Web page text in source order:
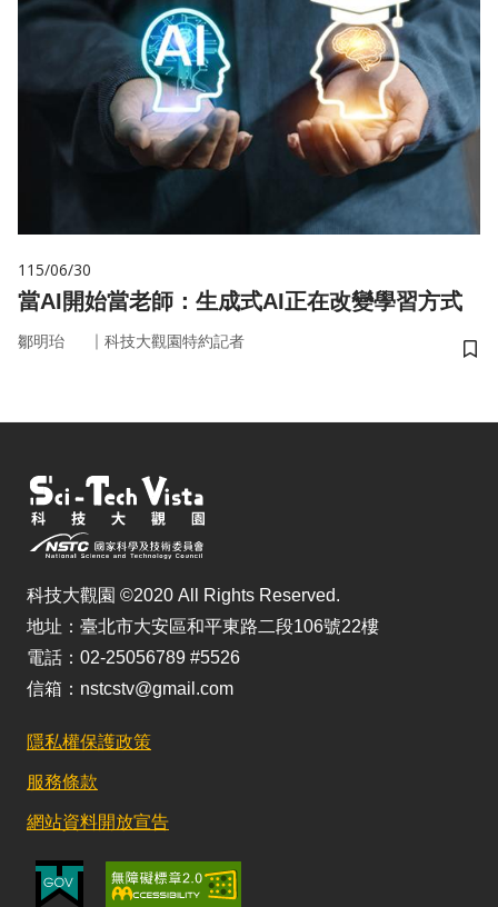
115/06/30
當AI開始當老師：生成式AI正在改變學習方式
鄒明珆 ｜ 科技大觀園特約記者
儲
科技大觀園 ©2020 All Rights Reserved.
地址：臺北市大安區和平東路二段106號22樓
電話：02-25056789 #5526
信箱：nstcstv@gmail.com
隱私權保護政策
服務條款
網站資料開放宣告